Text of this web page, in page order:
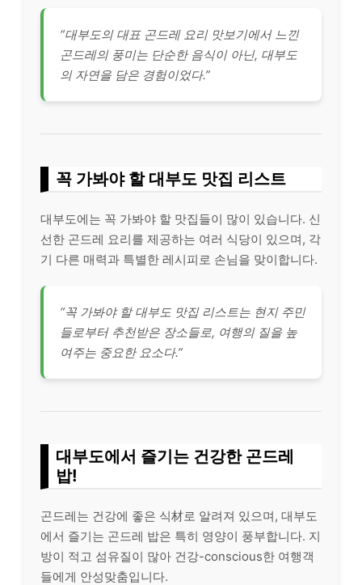
“대부도의 대표 곤드레 요리 맛보기에서 느낀
곤드레의 풍미는 단순한 음식이 아닌, 대부도
의 자연을 담은 경험이었다.”
꼭 가봐야 할 대부도 맛집 리스트
대부도에는 꼭 가봐야 할 맛집들이 많이 있습니다. 신
선한 곤드레 요리를 제공하는 여러 식당이 있으며, 각
기 다른 매력과 특별한 레시피로 손님을 맞이합니다.
“꼭 가봐야 할 대부도 맛집 리스트는 현지 주민
들로부터 추천받은 장소들로, 여행의 질을 높
여주는 중요한 요소다.”
대부도에서 즐기는 건강한 곤드레
밥!
곤드레는 건강에 좋은 식材로 알려져 있으며, 대부도
에서 즐기는 곤드레 밥은 특히 영양이 풍부합니다. 지
방이 적고 섬유질이 많아 건강-conscious한 여행객
들에게 안성맞춤입니다.